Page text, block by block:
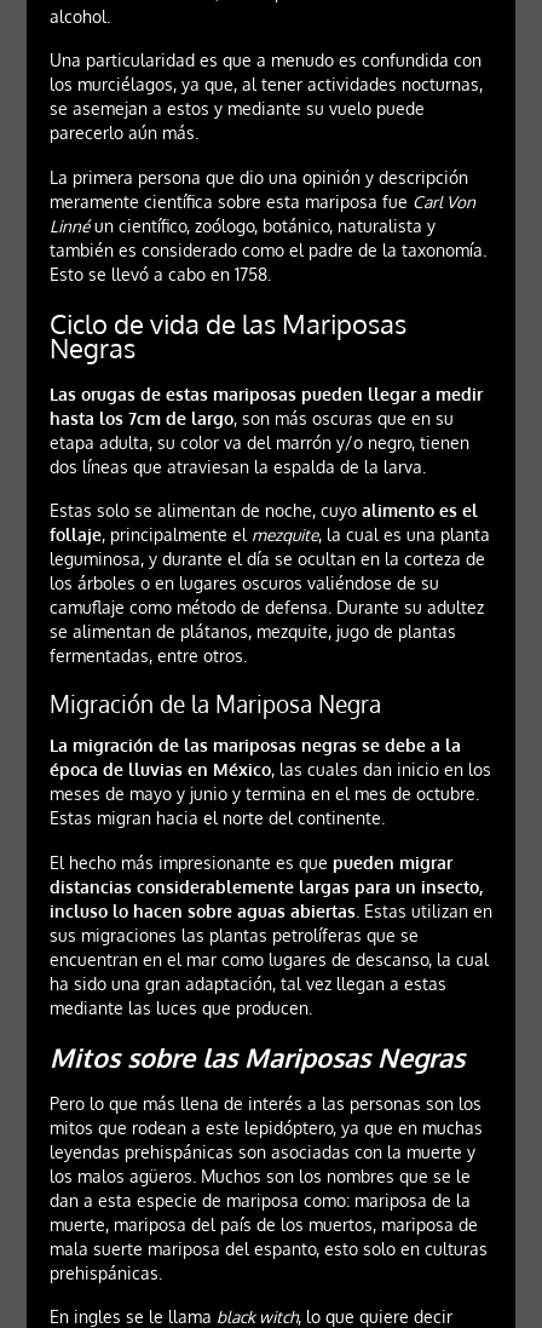
alcohol.
Una particularidad es que a menudo es confundida con
los murciélagos, ya que, al tener actividades nocturnas,
se asemejan a estos y mediante su vuelo puede
parecerlo aún más.
La primera persona que dio una opinión y descripción
meramente científica sobre esta mariposa fue Carl Von
Linnéun científico, zoólogo, botánico, naturalista y
también es considerado como el padre de la taxonomía.
Esto se llevó a cabo en 1758.
Ciclo de vida de las Mariposas
Negras
Las orugas de estas mariposas pueden llegar a medir
hasta los 7cm de largo, son más oscuras que en su
etapa adulta, su color va del marrón y/o negro, tienen
dos líneas que atraviesan la espalda de la larva.
Estas solo se alimentan de noche, cuyo alimento es el
follaje, principalmente el mezquite, la cual es una planta
leguminosa, y durante el día se ocultan en la corteza de
los árboles o en lugares oscuros valiéndose de su
camuflaje como método de defensa. Durante su adultez
se alimentan de plátanos, mezquite, jugo de plantas
fermentadas, entre otros.
Migración de la Mariposa Negra
La migración de las mariposas negras se debe a la
época de lluvias en México, las cuales dan inicio en los
meses de mayo y junio y termina en el mes de octubre.
Estas migran hacia el norte del continente.
El hecho más impresionante es que pueden migrar
distancias considerablemente largas para un insecto,
incluso lo hacen sobre aguas abiertas. Estas utilizan en
sus migraciones las plantas petrolíferas que se
encuentran en el mar como lugares de descanso, la cual
ha sido una gran adaptación, tal vez llegan a estas
mediante las luces que producen.
Mitos sobre las Mariposas Negras
Pero lo que más llena de interés a las personas son los
mitos que rodean a este lepidóptero, ya que en muchas
leyendas prehispánicas son asociadas con la muerte y
los malos agüeros. Muchos son los nombres que se le
dan a esta especie de mariposa como: mariposa de la
muerte, mariposa del país de los muertos, mariposa de
mala suerte mariposa del espanto, esto solo en culturas
prehispánicas.
En ingles se le llama black witch, lo que quiere decir